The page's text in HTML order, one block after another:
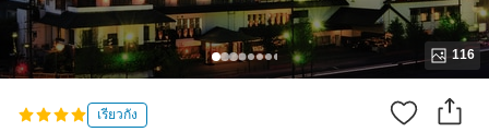
116
เรียวกัง